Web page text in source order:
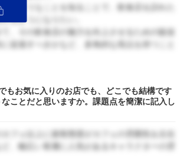
のようなことを知ることで、飲食店を訪れた
るようになりたい。
、その飲食店の魅力を向上させるための販促
促進すべきかなど、多角的な視点を持つこと
お気に入りのお店でも、どこでも結構です
ことだと思いますか。課題点を簡潔に記入し
フェ以上に接客態度がカフェの雰囲気を左右
、幅広い客層に人気があるキャラクターの雰